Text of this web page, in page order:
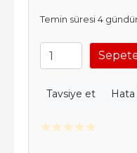
Temin süresi 4
Tavsiye et